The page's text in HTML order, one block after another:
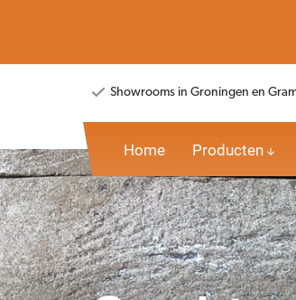
Showrooms in Groningen en
Home Producten